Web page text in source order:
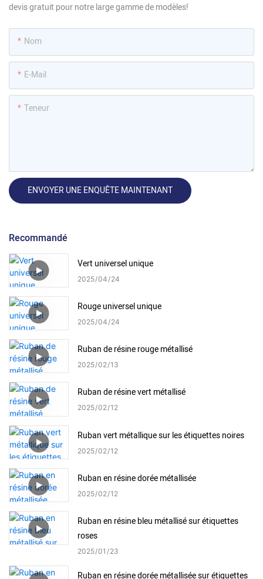
devis gratuit pour notre large gamme de modèles!
Nom
E-Mail
Teneur
ENVOYER UNE ENQUÊTE MAINTENANT
Recommandé
Vert universel unique
2025 04 24
Rouge universel unique
2025 04 24
Ruban de résine rouge métallisé
2025 02 13
Ruban de résine vert métallisé
2025 02 12
Ruban vert métallique sur les étiquettes noires
2025 02 12
Ruban en résine dorée métallisée
2025 02 12
Ruban en résine bleu métallisé sur étiquettes
roses
2025 01 23
Ruban en résine dorée métallisée sur étiquettes